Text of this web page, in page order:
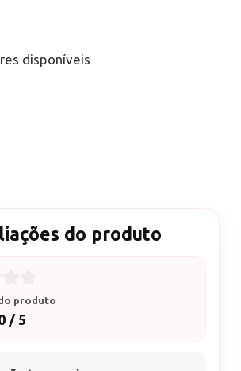
disponíveis
do produto
produto
/ 5